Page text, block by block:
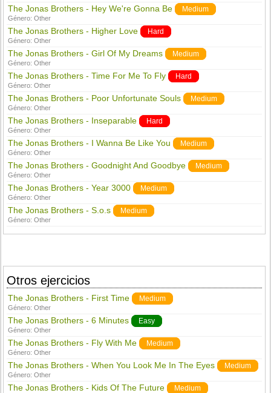
The Jonas Brothers - Hey We're Gonna Be Medium
Género:Other
The Jonas Brothers - Higher Love Hard
Género:Other
The Jonas Brothers - Girl Of My Dreams Medium
Género:Other
The Jonas Brothers - Time For Me To Fly Hard
Género:Other
The Jonas Brothers - Poor Unfortunate Souls Medium
Género:Other
The Jonas Brothers - Inseparable Hard
Género:Other
The Jonas Brothers - I Wanna Be Like You Medium
Género:Other
The Jonas Brothers - Goodnight And Goodbye Medium
Género:Other
The Jonas Brothers - Year 3000 Medium
Género:Other
The Jonas Brothers - S.o.s Medium
Género:Other
Otros ejercicios
The Jonas Brothers - First Time Medium
Género:Other
The Jonas Brothers - 6 Minutes Easy
Género:Other
The Jonas Brothers - Fly With Me Medium
Género:Other
The Jonas Brothers - When You Look Me In The Eyes Medium
Género:Other
The Jonas Brothers - Kids Of The Future Medium